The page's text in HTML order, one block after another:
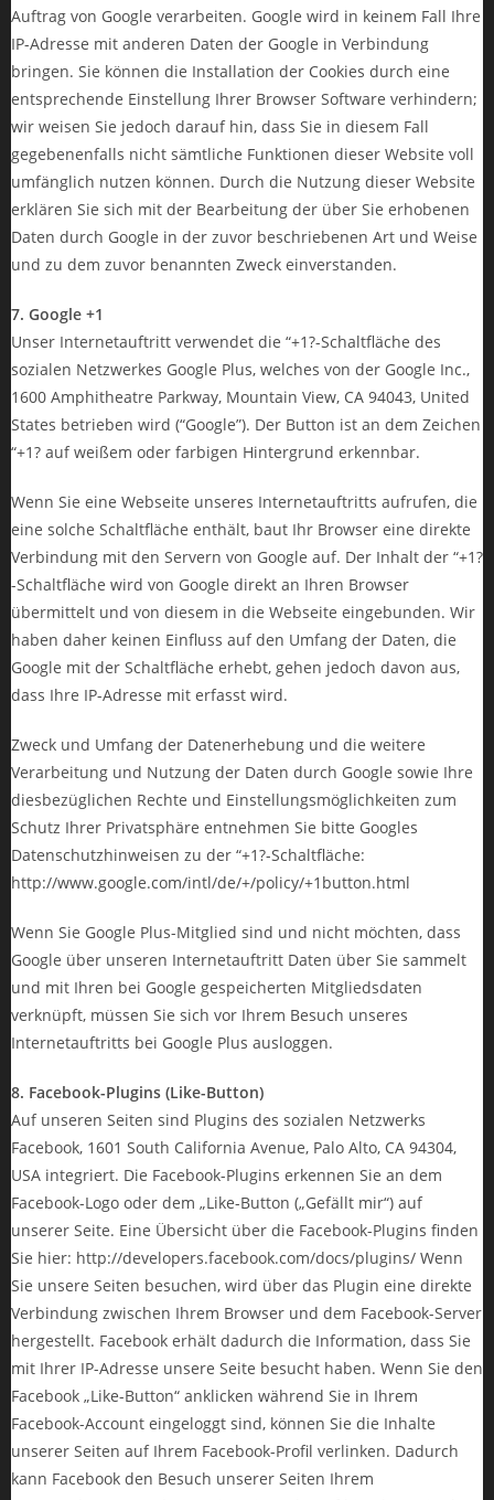
Auftrag von Google verarbeiten. Google wird in keinem Fall Ihre
IP-Adresse mit anderen Daten der Google in Verbindung
bringen. Sie können die Installation der Cookies durch eine
entsprechende Einstellung Ihrer Browser Software verhindern;
wir weisen Sie jedoch darauf hin, dass Sie in diesem Fall
gegebenenfalls nicht sämtliche Funktionen dieser Website voll
umfänglich nutzen können. Durch die Nutzung dieser Website
erklären Sie sich mit der Bearbeitung der über Sie erhobenen
Daten durch Google in der zuvor beschriebenen Art und Weise
und zu dem zuvor benannten Zweck einverstanden.
7. Google +1
Unser Internetauftritt verwendet die “+1?-Schaltfläche des
sozialen Netzwerkes Google Plus, welches von der Google Inc.,
1600 Amphitheatre Parkway, Mountain View, CA 94043, United
States betrieben wird (“Google”). Der Button ist an dem Zeichen
“+1? auf weißem oder farbigen Hintergrund erkennbar.
Wenn Sie eine Webseite unseres Internetauftritts aufrufen, die
eine solche Schaltfläche enthält, baut Ihr Browser eine direkte
Verbindung mit den Servern von Google auf. Der Inhalt der “+1?
-Schaltfläche wird von Google direkt an Ihren Browser
übermittelt und von diesem in die Webseite eingebunden. Wir
haben daher keinen Einfluss auf den Umfang der Daten, die
Google mit der Schaltfläche erhebt, gehen jedoch davon aus,
dass Ihre IP-Adresse mit erfasst wird.
Zweck und Umfang der Datenerhebung und die weitere
Verarbeitung und Nutzung der Daten durch Google sowie Ihre
diesbezüglichen Rechte und Einstellungsmöglichkeiten zum
Schutz Ihrer Privatsphäre entnehmen Sie bitte Googles
Datenschutzhinweisen zu der “+1?-Schaltfläche:
http://www.google.com/intl/de/+/policy/+1button.html
Wenn Sie Google Plus-Mitglied sind und nicht möchten, dass
Google über unseren Internetauftritt Daten über Sie sammelt
und mit Ihren bei Google gespeicherten Mitgliedsdaten
verknüpft, müssen Sie sich vor Ihrem Besuch unseres
Internetauftritts bei Google Plus ausloggen.
8. Facebook-Plugins (Like-Button)
Auf unseren Seiten sind Plugins des sozialen Netzwerks
Facebook, 1601 South California Avenue, Palo Alto, CA 94304,
USA integriert. Die Facebook-Plugins erkennen Sie an dem
Facebook-Logo oder dem „Like-Button („Gefällt mir“) auf
unserer Seite. Eine Übersicht über die Facebook-Plugins finden
Sie hier: http://developers.facebook.com/docs/plugins/ Wenn
Sie unsere Seiten besuchen, wird über das Plugin eine direkte
Verbindung zwischen Ihrem Browser und dem Facebook-Server
hergestellt. Facebook erhält dadurch die Information, dass Sie
mit Ihrer IP-Adresse unsere Seite besucht haben. Wenn Sie den
Facebook „Like-Button“ anklicken während Sie in Ihrem
Facebook-Account eingeloggt sind, können Sie die Inhalte
unserer Seiten auf Ihrem Facebook-Profil verlinken. Dadurch
kann Facebook den Besuch unserer Seiten Ihrem